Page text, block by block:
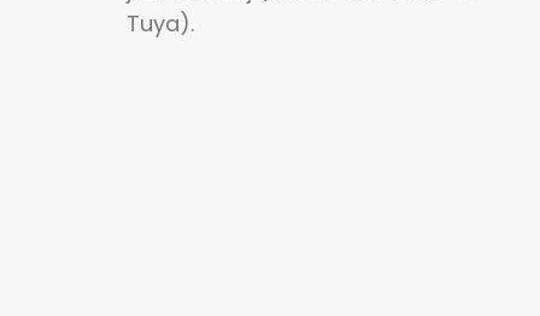
Tuya).